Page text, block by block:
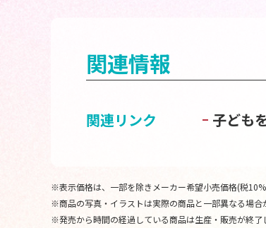
関連情報
関連リンク 子ども
※表示価格は、一部を除きメーカー希望小売価格(税
※商品の写真・イラストは実際の商品と一部異なる場合
※発売から時間の経過している商品は生産・販売が終了